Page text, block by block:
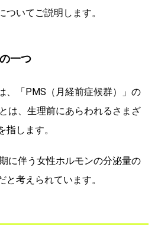
いてご説明します。
一つ
、「PMS（月経前症候群）」の
は、生理前にあらわれるさまざ
指します。
に伴う女性ホルモンの分泌量の
考えられています。